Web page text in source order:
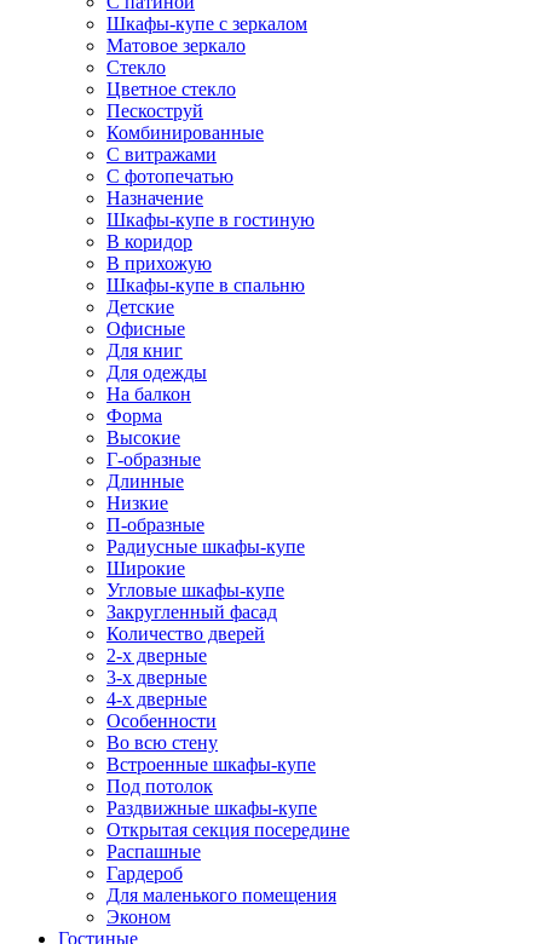
Шкафы-купе с зеркалом
Матовое зеркало
Стекло
Цветное стекло
Пескоструй
Комбинированные
С витражами
С фотопечатью
Назначение
Шкафы-купе в гостиную
В коридор
В прихожую
Шкафы-купе в спальню
Детские
Офисные
Для книг
Для одежды
На балкон
Форма
Высокие
Г-образные
Длинные
Низкие
П-образные
Радиусные шкафы-купе
Широкие
Угловые шкафы-купе
Закругленный фасад
Количество дверей
2-х дверные
3-х дверные
4-х дверные
Особенности
Во всю стену
Встроенные шкафы-купе
Под потолок
Раздвижные шкафы-купе
Открытая секция посередине
Распашные
Гардероб
Для маленького помещения
Эконом
Гостиные